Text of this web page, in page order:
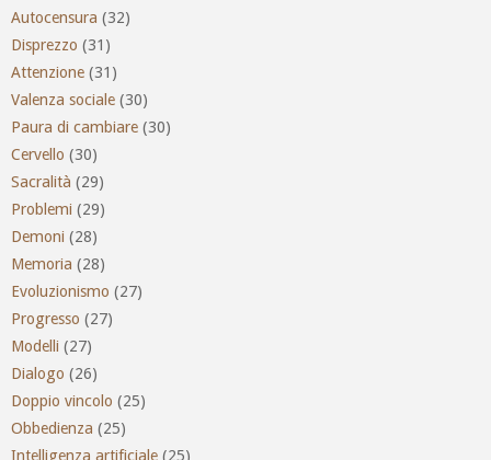
Autocensura (32)
Disprezzo (31)
Attenzione (31)
Valenza sociale (30)
Paura di cambiare (30)
Cervello (30)
Sacralità (29)
Problemi (29)
Demoni (28)
Memoria (28)
Evoluzionismo (27)
Progresso (27)
Modelli (27)
Dialogo (26)
Doppio vincolo (25)
Obbedienza (25)
Intelligenza artificiale (25)